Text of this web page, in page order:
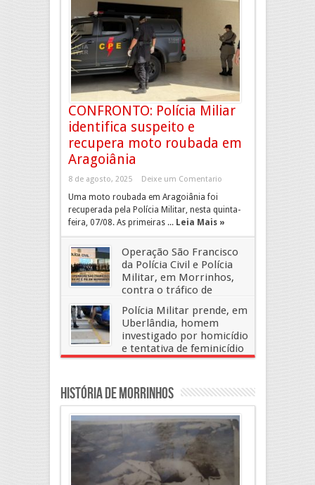
CONFRONTO: Polícia Miliar
identifica suspeito e
recupera moto roubada em
Aragoiânia
8 de agosto, 2025 Deixe um Comentario
Uma moto roubada em Aragoiânia foi
recuperada pela Polícia Militar, nesta quinta-
feira, 07/08. As primeiras ... Leia Mais »
Operação São Francisco
da Polícia Civil e Polícia
Militar, em Morrinhos,
contra o tráfico de
drogas!
26 de abril, 2024 Deixe um Comentario
Polícia Militar prende, em
Uberlândia, homem
investigado por homicídio
e tentativa de feminicídio
em Morrinhos
História de Morrinhos